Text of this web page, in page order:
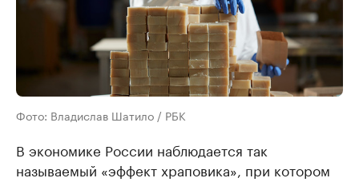
Фото: Владислав Шатило / РБК
В экономике России наблюдается так
называемый «эффект храповика», при котором